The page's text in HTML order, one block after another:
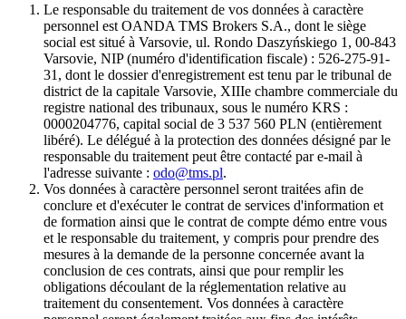
Le responsable du traitement de vos données à caractère
personnel est OANDA TMS Brokers S.A., dont le siège
social est situé à Varsovie, ul. Rondo Daszyńskiego 1, 00-843
Varsovie, NIP (numéro d'identification fiscale) : 526-275-91-
31, dont le dossier d'enregistrement est tenu par le tribunal de
district de la capitale Varsovie, XIIIe chambre commerciale du
registre national des tribunaux, sous le numéro KRS :
0000204776, capital social de 3 537 560 PLN (entièrement
libéré). Le délégué à la protection des données désigné par le
responsable du traitement peut être contacté par e-mail à
l'adresse suivante : odo@tms.pl.
Vos données à caractère personnel seront traitées afin de
conclure et d'exécuter le contrat de services d'information et
de formation ainsi que le contrat de compte démo entre vous
et le responsable du traitement, y compris pour prendre des
mesures à la demande de la personne concernée avant la
conclusion de ces contrats, ainsi que pour remplir les
obligations découlant de la réglementation relative au
traitement du consentement. Vos données à caractère